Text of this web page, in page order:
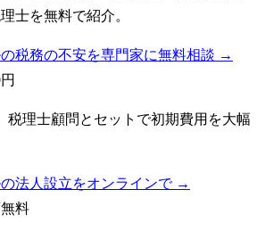
士を無料で紹介。
税務の不安を専門家に無料相談 →
税理士顧問とセットで初期費用を大幅
法人設立をオンラインで →
料